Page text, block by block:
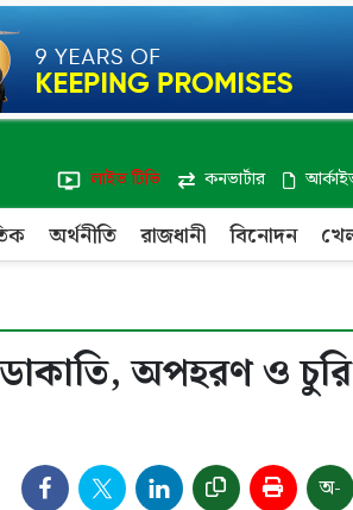
লাইভ টিভি
কনভার্টার
অর্থনীতি রাজধানী বিনোদন
অপহরণ ও
অ-